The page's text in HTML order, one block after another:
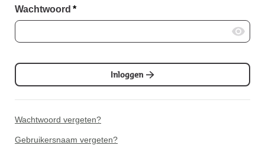
Wachtwoord *
Inloggen
Wachtwoord vergeten?
Gebruikersnaam vergeten?